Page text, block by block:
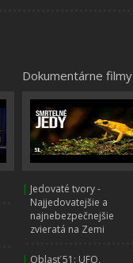
Dokumentárne filmy
| Jedovaté tvory -
Najjedovatejšie a
najnebezpečnejšie
zvieratá na Zemi
| Oblasť 51: UFO,